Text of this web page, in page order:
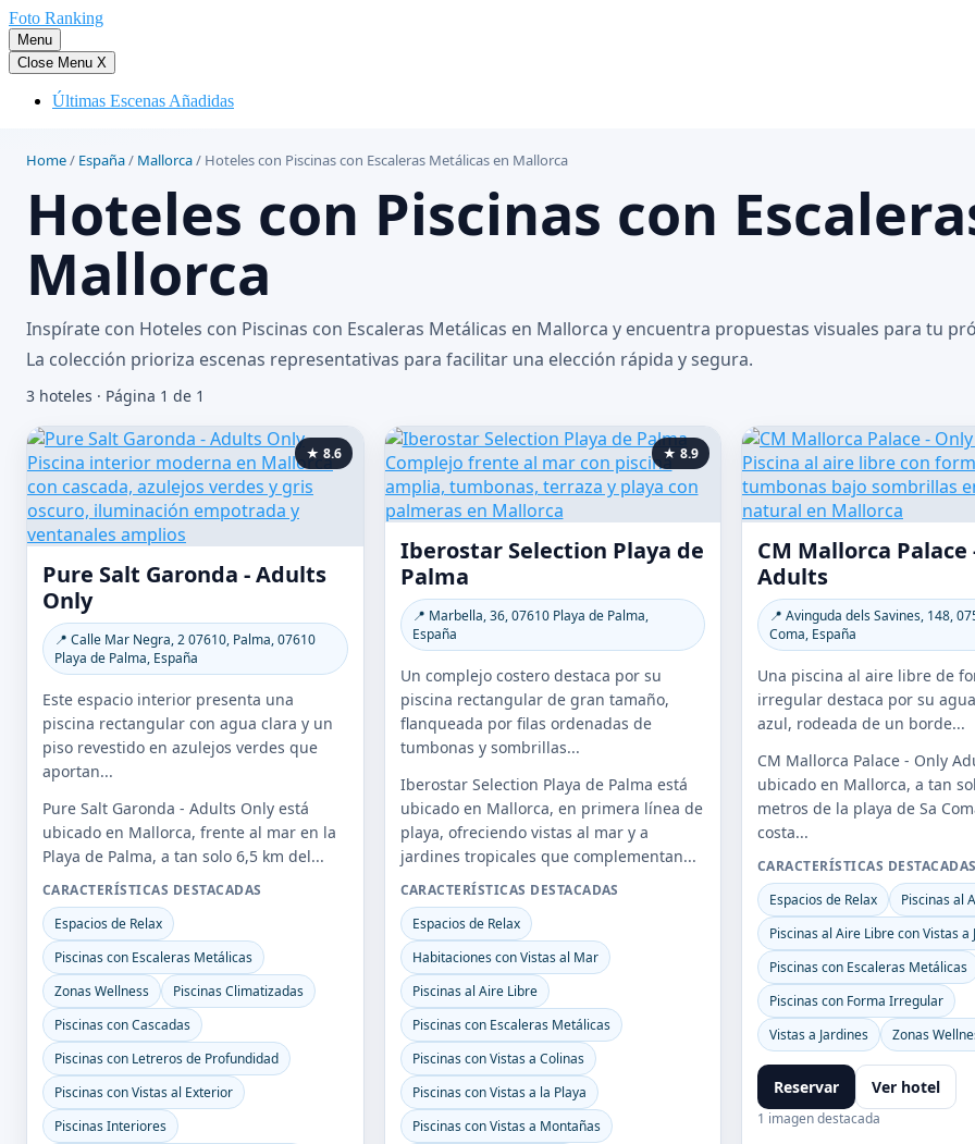
Saltar
al
contenido
Foto Ranking
Menu
Close Menu X
Últimas Escenas Añadidas
Home/ España/ Mallorca/ Hoteles con Piscinas con Escaleras Metálicas en Mallorca
Hoteles con Piscinas con
Mallorca
Inspírate con Hoteles con Piscinas con Escaleras Metálicas en Mallorca y encuentra propuestas visuales para tu
La colección prioriza escenas representativas para facilitar una elección rápida y segura.
3 hoteles · Página 1 de 1
★ 8.6
Pure Salt Garonda - Adults
Only
📍 Calle Mar Negra, 2 07610, Palma, 07610
Playa de Palma, España
Este espacio interior presenta una
piscina rectangular con agua clara y un
piso revestido en azulejos verdes que
aportan...
Pure Salt Garonda - Adults Only está
ubicado en Mallorca, frente al mar en la
Playa de Palma, a tan solo 6,5 km del...
CARACTERÍSTICAS DESTACADAS
Espacios de Relax
Piscinas con Escaleras Metálicas
Zonas Wellness
Piscinas Climatizadas
Piscinas con Cascadas
Piscinas con Letreros de Profundidad
Piscinas con Vistas al Exterior
Piscinas Interiores
★ 8.9
Iberostar Selection Playa de
Palma
📍 Marbella, 36, 07610 Playa de Palma,
España
Un complejo costero destaca por su
piscina rectangular de gran tamaño,
flanqueada por filas ordenadas de
tumbonas y sombrillas...
Iberostar Selection Playa de Palma está
ubicado en Mallorca, en primera línea de
playa, ofreciendo vistas al mar y a
jardines tropicales que complementan...
CARACTERÍSTICAS DESTACADAS
Espacios de Relax
Habitaciones con Vistas al Mar
Piscinas al Aire Libre
Piscinas con Escaleras Metálicas
Piscinas con Vistas a Colinas
Piscinas con Vistas a la Playa
Piscinas con Vistas a Montañas
CM Mallorca Palace
Adults
📍 Avinguda dels Savines, 148,
Coma, España
Una piscina al aire libre de
irregular destaca por su
azul, rodeada de un borde...
CM Mallorca Palace - Only
ubicado en Mallorca, a tan
metros de la playa de Sa
costa...
CARACTERÍSTICAS
Espacios de Relax
Piscinas al
Piscinas al Aire Libre con Vistas a
Piscinas con Escaleras Metálicas
Piscinas con Forma Irregular
Vistas a Jardines
Zonas
Reservar Ver hotel
1 imagen destacada